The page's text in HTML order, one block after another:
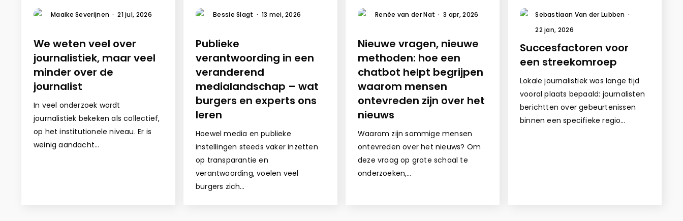
Maaike Severijnen · 21 jul, 2026
We weten veel over
journalistiek, maar veel
minder over de
journalist
In veel onderzoek wordt
journalistiek bekeken als collectief,
op het institutionele niveau. Er is
weinig aandacht…
Bessie Slagt · 13 mei, 2026
Publieke
verantwoording in een
veranderend
medialandschap – wat
burgers en experts ons
leren
Hoewel media en publieke
instellingen steeds vaker inzetten
op transparantie en
verantwoording, voelen veel
burgers zich…
Renée van der Nat · 3 apr, 2026
Nieuwe vragen, nieuwe
methoden: hoe een
chatbot helpt begrijpen
waarom mensen
ontevreden zijn over het
nieuws
Waarom zijn sommige mensen
ontevreden over het nieuws? Om
deze vraag op grote schaal te
onderzoeken,…
Sebastiaan Van der Lubben ·
22 jan, 2026
Succesfactoren voor
een streekomroep
Lokale journalistiek was lange tijd
vooral plaats bepaald: journalisten
berichtten over gebeurtenissen
binnen een specifieke regio…